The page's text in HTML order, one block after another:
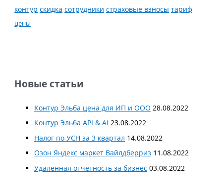
контур скидка сотрудники страховые взносы тариф
цены
Новые статьи
Контур Эльба цена для ИП и ООО 28.08.2022
Контур Эльба API & AI 23.08.2022
Налог по УСН за 3 квартал 14.08.2022
Озон Яндекс маркет Вайлдберриз 11.08.2022
Удаленная отчетность за бизнес 03.08.2022